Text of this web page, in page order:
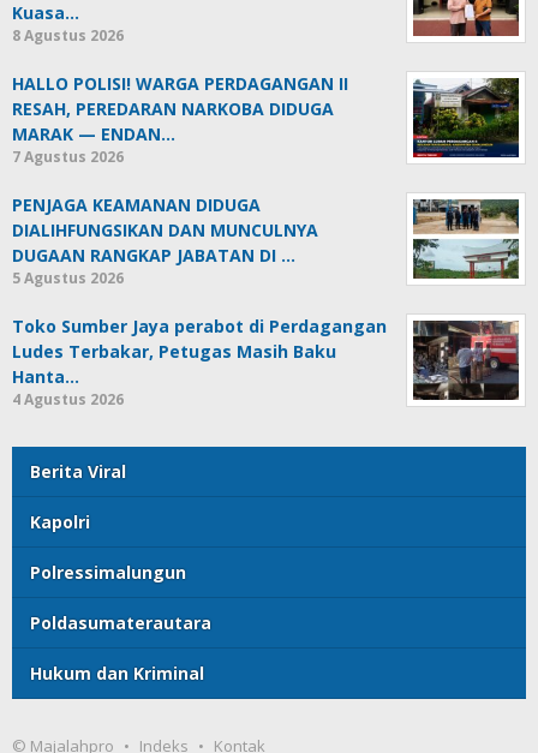
Kuasa…
8 Agustus 2026
HALLO POLISI! WARGA PERDAGANGAN II
RESAH, PEREDARAN NARKOBA DIDUGA
MARAK — ENDAN…
7 Agustus 2026
PENJAGA KEAMANAN DIDUGA
DIALIHFUNGSIKAN DAN MUNCULNYA
DUGAAN RANGKAP JABATAN DI …
5 Agustus 2026
Toko Sumber Jaya perabot di Perdagangan
Ludes Terbakar, Petugas Masih Baku
Hanta…
4 Agustus 2026
Berita Viral
Kapolri
Polressimalungun
Poldasumaterautara
Hukum dan Kriminal
© Majalahpro Indeks Kontak